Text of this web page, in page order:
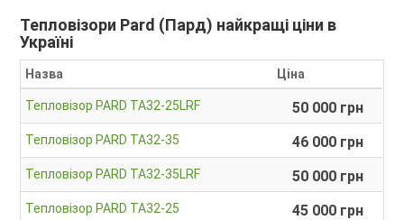
Тепловізори Pard (Пард) найкращі ціни в
Україні
Назва Ціна
Тепловізор PARD TA32-25LRF 50 000 грн
Тепловізор PARD TA32-35 46 000 грн
Тепловізор PARD TA32-35LRF 50 000 грн
Тепловізор PARD TA32-25 45 000 грн